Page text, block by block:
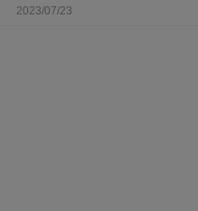
2023/07/23